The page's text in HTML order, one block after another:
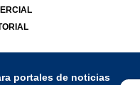
portales de noticias